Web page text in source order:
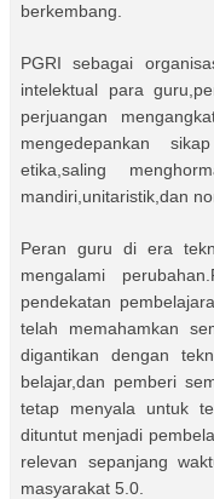
berkembang.
PGRI sebagai
intelektual para
perjuangan
mengedepankan
etika,saling
mandiri,unitaristik,dan
Peran guru di era
mengalami
pendekatan
telah memahamkan
digantikan dengan
belajar,dan pemberi
tetap menyala untuk
dituntut menjadi
relevan sepanjang
masyarakat 5.0.